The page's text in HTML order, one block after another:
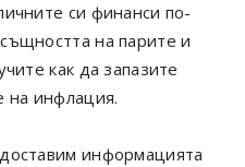
си финанси по-
на парите и
как да запазите
на инфлация.
информацията